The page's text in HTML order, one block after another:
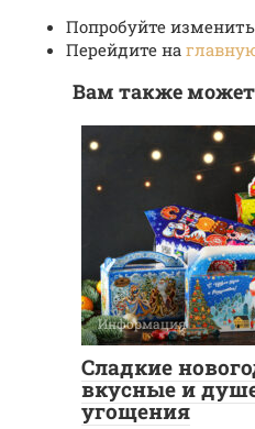
Попробуйте
Перейдите на
Вам также
Информация
Сладкие
вкусные и
угощения